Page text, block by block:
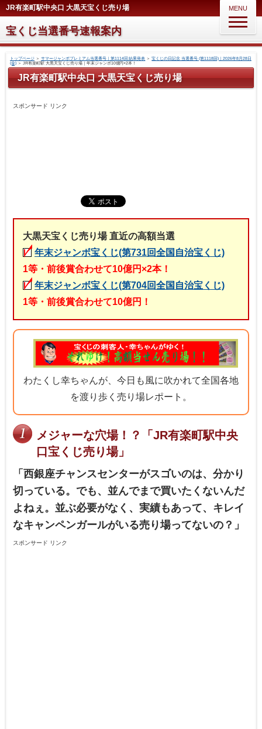
JR有楽町駅中央口 大黒天宝くじ売り場
宝くじ当選番号速報案内
MENU
トップページ＞ サマージャンボプレミアム当選番号｜第1114回 結果発表 ＞宝くじの日記念 当選番号 (第1118回)｜2026年8月28日
(金)＞ JR有楽町駅 大黒天宝くじ売り場｜年末ジャンボ10億円×2本！
JR有楽町駅中央口 大黒天宝くじ売り場
スポンサード リンク
大黒天宝くじ売り場 直近の高額当選
年末ジャンボ宝くじ(第731回全国自治宝くじ)
1等・前後賞合わせて10億円×2本！
年末ジャンボ宝くじ(第704回全国自治宝くじ)
1等・前後賞合わせて10億円！
わたくし幸ちゃんが、今日も風に吹かれて全国各地
を渡り歩く売り場レポート。
メジャーな穴場！？「JR有楽町駅中央
口宝くじ売り場」
「西銀座チャンスセンターがスゴいのは、分かり
切っている。でも、並んでまで買いたくないんだ
よねぇ。並ぶ必要がなく、実績もあって、キレイ
なキャンペンガールがいる売り場ってないの？」
スポンサード リンク